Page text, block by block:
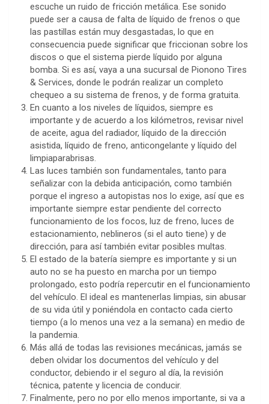
escuche un ruido de fricción metálica. Ese sonido
puede ser a causa de falta de líquido de frenos o que
las pastillas están muy desgastadas, lo que en
consecuencia puede significar que friccionan sobre los
discos o que el sistema pierde líquido por alguna
bomba. Si es así, vaya a una sucursal de Pionono Tires
& Services, donde le podrán realizar un completo
chequeo a su sistema de frenos, y de forma gratuita.
En cuanto a los niveles de líquidos, siempre es
importante y de acuerdo a los kilómetros, revisar nivel
de aceite, agua del radiador, líquido de la dirección
asistida, líquido de freno, anticongelante y líquido del
limpiaparabrisas.
Las luces también son fundamentales, tanto para
señalizar con la debida anticipación, como también
porque el ingreso a autopistas nos lo exige, así que es
importante siempre estar pendiente del correcto
funcionamiento de los focos, luz de freno, luces de
estacionamiento, neblineros (si el auto tiene) y de
dirección, para así también evitar posibles multas.
El estado de la batería siempre es importante y si un
auto no se ha puesto en marcha por un tiempo
prolongado, esto podría repercutir en el funcionamiento
del vehículo. El ideal es mantenerlas limpias, sin abusar
de su vida útil y poniéndola en contacto cada cierto
tiempo (a lo menos una vez a la semana) en medio de
la pandemia.
Más allá de todas las revisiones mecánicas, jamás se
deben olvidar los documentos del vehículo y del
conductor, debiendo ir el seguro al día, la revisión
técnica, patente y licencia de conducir.
Finalmente, pero no por ello menos importante, si va a